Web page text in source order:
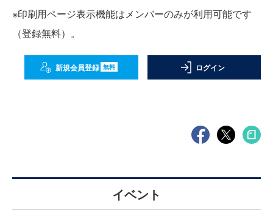
※印刷用ページ表示機能はメンバーのみが利用可能です
（登録無料）。
新規会員登録 無料 ログイン
イベント